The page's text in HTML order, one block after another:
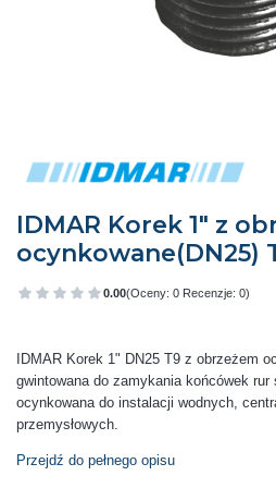
IDMAR Korek 1" z
ocynkowane(DN25)
0.00(Oceny: 0 Recenzje: 0)
Przejdź do sekcji Opinie
IDMAR Korek 1" DN25 T9 z obrzeżem
gwintowana do zamykania końcówek rur
ocynkowana do instalacji wodnych,
przemysłowych.
Przejdź do pełnego opisu